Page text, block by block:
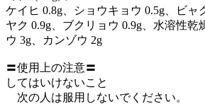
ケイヒ 0.8g、ショウキョウ 0.5g、ビャ
ヤク 0.9g、ブクリョウ 0.9g、水溶性乾
ウ 3g、カンゾウ 2g
〓使用上の注意〓
してはいけないこと
次の人は服用しないでください。